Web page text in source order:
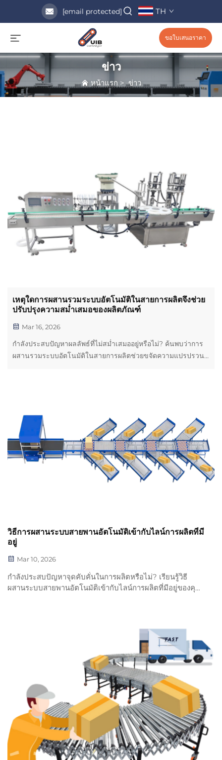
[email protected] TH
ขอใบเสนอราคา
ข่าว
หน้าแรก >ข่าว
เหตุใดการผสานรวมระบบอัตโนมัติในสายการผลิตจึงช่วย
ปรับปรุงความสม่ำเสมอของผลิตภัณฑ์
Mar 16, 2026
กำลังประสบปัญหาผลลัพธ์ที่ไม่สม่ำเสมออยู่หรือไม่? ค้นพบว่าการ
ผสานรวมระบบอัตโนมัติในสายการผลิตช่วยขจัดความแปรปรวนที่
วิธีการผสานระบบสายพานอัตโนมัติเข้ากับไลน์การผลิตที่มี
อยู่
Mar 10, 2026
กำลังประสบปัญหาจุดคับคั่นในการผลิตหรือไม่? เรียนรู้วิธี
ผสานระบบสายพานอัตโนมัติเข้ากับไลน์การผลิตที่มีอยู่ของคุณ